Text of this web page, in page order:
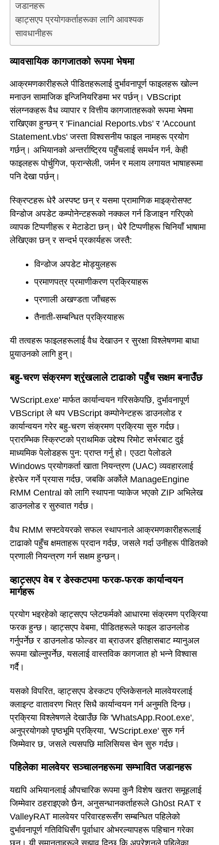
जडानहरू
व्हाट्सएप प्रयोगकर्ताहरूका लागि आवश्यक
सावधानीहरू
व्यावसायिक कागजातको रूपमा भेषमा
आक्रमणकारीहरूले पीडितहरूलाई दुर्भावनापूर्ण फाइलहरू खोल्न
मनाउन सामाजिक इन्जिनियरिङमा भर पर्छन्। VBScript
संलग्नकहरू वैध व्यापार र वित्तीय कागजातहरूको रूपमा भेषमा
राखिएका हुन्छन् र 'Financial Reports.vbs' र 'Account
Statement.vbs' जस्ता विश्वसनीय फाइल नामहरू प्रयोग
गर्छन्। अभियानको अन्तर्राष्ट्रिय पहुँचलाई समर्थन गर्न, केही
फाइलहरू पोर्चुगिज, फ्रान्सेली, जर्मन र मलाय लगायत भाषाहरूमा
पनि देखा पर्छन्।
स्क्रिप्टहरू धेरै अस्पष्ट छन् र यसमा प्रामाणिक माइक्रोसफ्ट
विन्डोज अपडेट कम्पोनेन्टहरूको नक्कल गर्न डिजाइन गरिएको
व्यापक टिप्पणीहरू र मेटाडेटा छन्। धेरै टिप्पणीहरू चिनियाँ भाषामा
लेखिएका छन् र सन्दर्भ प्रकार्यहरू जस्तै:
विन्डोज अपडेट मोड्युलहरू
प्रमाणपत्र प्रमाणीकरण प्रक्रियाहरू
प्रणाली अखण्डता जाँचहरू
तैनाती-सम्बन्धित प्रक्रियाहरू
यी तत्वहरू फाइलहरूलाई वैध देखाउन र सुरक्षा विश्लेषणमा बाधा
पुर्‍याउनको लागि हुन्।
बहु-चरण संक्रमण श्रृंखलाले टाढाको पहुँच सक्षम बनाउँछ
'WScript.exe' मार्फत कार्यान्वयन गरिसकेपछि, दुर्भावनापूर्ण
VBScript ले थप VBScript कम्पोनेन्टहरू डाउनलोड र
कार्यान्वयन गरेर बहु-चरण संक्रमण प्रक्रिया सुरु गर्दछ।
प्रारम्भिक स्क्रिप्टको प्राथमिक उद्देश्य रिमोट सर्भरबाट दुई
माध्यमिक पेलोडहरू पुन: प्राप्त गर्नु हो। एउटा पेलोडले
Windows प्रयोगकर्ता खाता नियन्त्रण (UAC) व्यवहारलाई
हेरफेर गर्ने प्रयास गर्दछ, जबकि अर्कोले ManageEngine
RMM Central को लागि स्थापना प्याकेज भएको ZIP अभिलेख
डाउनलोड र सुरुवात गर्दछ।
वैध RMM सफ्टवेयरको सफल स्थापनाले आक्रमणकारीहरूलाई
टाढाको पहुँच क्षमताहरू प्रदान गर्दछ, जसले गर्दा उनीहरू पीडितको
प्रणाली नियन्त्रण गर्न सक्षम हुन्छन्।
व्हाट्सएप वेब र डेस्कटपमा फरक-फरक कार्यान्वयन
मार्गहरू
प्रयोग भइरहेको व्हाट्सएप प्लेटफर्मको आधारमा संक्रमण प्रक्रिया
फरक हुन्छ। व्हाट्सएप वेबमा, पीडितहरूले फाइल डाउनलोड
गर्नुपर्नेछ र डाउनलोड फोल्डर वा ब्राउजर इतिहासबाट म्यानुअल
रूपमा खोल्नुपर्नेछ, यसलाई वास्तविक कागजात हो भन्ने विश्वास
गर्दै।
यसको विपरित, व्हाट्सएप डेस्कटप एप्लिकेसनले मालवेयरलाई
क्लाइन्ट वातावरण भित्र सिधै कार्यान्वयन गर्न अनुमति दिन्छ।
प्रक्रिया विश्लेषणले देखाउँछ कि 'WhatsApp.Root.exe',
अनुप्रयोगको पृष्ठभूमि प्रक्रिया, 'WScript.exe' सुरु गर्न
जिम्मेवार छ, जसले त्यसपछि मालिसियस चेन सुरु गर्दछ।
पहिलेका मालवेयर सञ्चालनहरूमा सम्भावित जडानहरू
यद्यपि अभियानलाई औपचारिक रूपमा कुनै विशेष खतरा समूहलाई
जिम्मेवार ठहराइएको छैन, अनुसन्धानकर्ताहरूले Gh0st RAT र
ValleyRAT मालवेयर परिवारहरूसँग सम्बन्धित पहिलेको
दुर्भावनापूर्ण गतिविधिसँग पूर्वाधार ओभरल्यापहरू पहिचान गरेका
छन्। यी समानताहरूले सुझाव दिन्छ कि अपरेशनले पहिलेका